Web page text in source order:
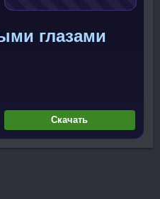
глазами
Скачать